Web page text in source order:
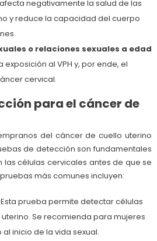
negativamente la salud de las
y reduce la capacidad del cuerpo
o relaciones sexuales a edad
exposición al VPH y, por ende, el
cervical.
para el cáncer de
del cáncer de cuello uterino
de detección son fundamentales
células cervicales antes de que se
más comunes incluyen:
Esta prueba permite detectar células
Se recomienda para mujeres
al inicio de la vida sexual.